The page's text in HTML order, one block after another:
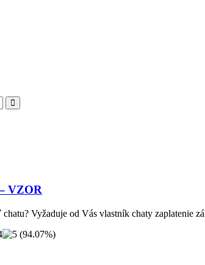
VZOR
Vyžaduje od Vás vlastník chaty zaplatenie
(94.07%)